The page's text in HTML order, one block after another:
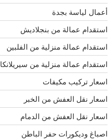
أعمال لياسة بجدة
استقدام عمالة من بنجلاديش
استقدام عمالة منزلية من الفلبين
استقدام عمالة منزلية من سيريلانكا
اسعار تركيب مكيفات
اسعار نقل العفش من الخبر
اسعار نقل العفش من الدمام
اصباغ وديكورات حفر الباطن